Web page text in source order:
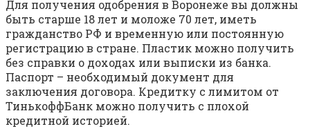
Для получения одобрения в Воронеже вы должны
быть старше 18 лет и моложе 70 лет, иметь
гражданство РФ и временную или постоянную
регистрацию в стране. Пластик можно получить
без справки о доходах или выписки из банка.
Паспорт – необходимый документ для
заключения договора. Кредитку с лимитом от
ТинькоффБанк можно получить с плохой
кредитной историей.